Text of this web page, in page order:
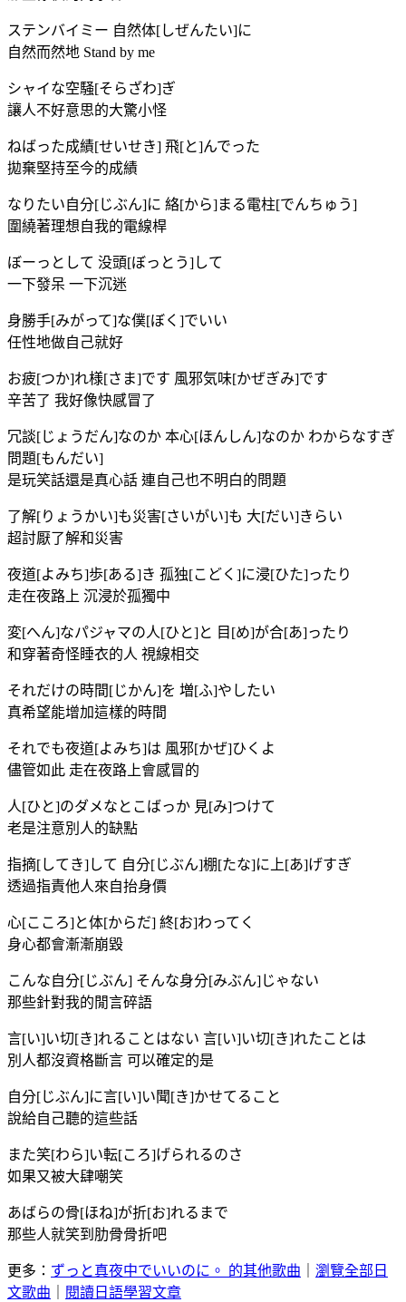
ステンバイミー 自然体[しぜんたい]に
自然而然地 Stand by me
シャイな空騒[そらざわ]ぎ
讓人不好意思的大驚小怪
ねばった成績[せいせき] 飛[と]んでった
拋棄堅持至今的成績
なりたい自分[じぶん]に 絡[から]まる電柱[でんちゅう]
圍繞著理想自我的電線桿
ぼーっとして 没頭[ぼっとう]して
一下發呆 一下沉迷
身勝手[みがって]な僕[ぼく]でいい
任性地做自己就好
お疲[つか]れ様[さま]です 風邪気味[かぜぎみ]です
辛苦了 我好像快感冒了
冗談[じょうだん]なのか 本心[ほんしん]なのか わからなすぎ
問題[もんだい]
是玩笑話還是真心話 連自己也不明白的問題
了解[りょうかい]も災害[さいがい]も 大[だい]きらい
超討厭了解和災害
夜道[よみち]歩[ある]き 孤独[こどく]に浸[ひた]ったり
走在夜路上 沉浸於孤獨中
変[へん]なパジャマの人[ひと]と 目[め]が合[あ]ったり
和穿著奇怪睡衣的人 視線相交
それだけの時間[じかん]を 増[ふ]やしたい
真希望能增加這樣的時間
それでも夜道[よみち]は 風邪[かぜ]ひくよ
儘管如此 走在夜路上會感冒的
人[ひと]のダメなとこばっか 見[み]つけて
老是注意別人的缺點
指摘[してき]して 自分[じぶん]棚[たな]に上[あ]げすぎ
透過指責他人來自抬身價
心[こころ]と体[からだ] 終[お]わってく
身心都會漸漸崩毀
こんな自分[じぶん] そんな身分[みぶん]じゃない
那些針對我的閒言碎語
言[い]い切[き]れることはない 言[い]い切[き]れたことは
別人都沒資格斷言 可以確定的是
自分[じぶん]に言[い]い聞[き]かせてること
說給自己聽的這些話
また笑[わら]い転[ころ]げられるのさ
如果又被大肆嘲笑
あばらの骨[ほね]が折[お]れるまで
那些人就笑到肋骨骨折吧
更多： ずっと真夜中でいいのに。 的其他歌曲
瀏覽全部日
文歌曲
閱讀日語學習文章